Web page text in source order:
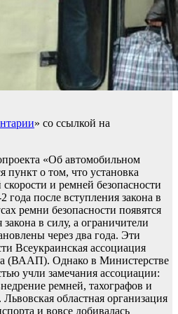
» со ссылкой на
«Об автомобильном
пункт о том, что установка
и ремней безопасности
года после вступления закона в
ремни безопасности появятся
в силу, а ограничители
через два года. Эти
Всеукраинская ассоциация
(ВААП). Однако в Министерстве
учли замечания ассоциации:
ремней, тахографов и
областная организация
и вовсе добивалась